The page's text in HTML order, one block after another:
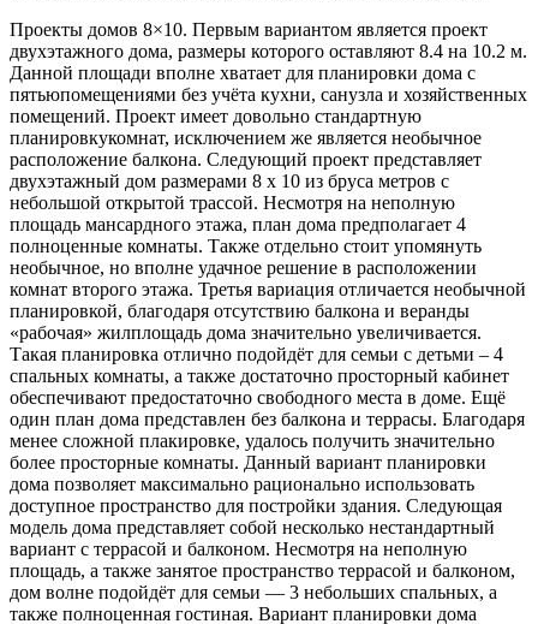
Проекты домов 8×10. Первым вариантом является проект
двухэтажного дома, размеры которого оставляют 8.4 на 10.2 м.
Данной площади вполне хватает для планировки дома с
пятьюпомещениями без учёта кухни, санузла и хозяйственных
помещений. Проект имеет довольно стандартную
планировкукомнат, исключением же является необычное
расположение балкона. Следующий проект представляет
двухэтажный дом размерами 8 x 10 из бруса метров с
небольшой открытой трассой. Несмотря на неполную
площадь мансардного этажа, план дома предполагает 4
полноценные комнаты. Также отдельно стоит упомянуть
необычное, но вполне удачное решение в расположении
комнат второго этажа. Третья вариация отличается необычной
планировкой, благодаря отсутствию балкона и веранды
«рабочая» жилплощадь дома значительно увеличивается.
Такая планировка отлично подойдёт для семьи с детьми – 4
спальных комнаты, а также достаточно просторный кабинет
обеспечивают предостаточно свободного места в доме. Ещё
один план дома представлен без балкона и террасы. Благодаря
менее сложной плакировке, удалось получить значительно
более просторные комнаты. Данный вариант планировки
дома позволяет максимально рационально использовать
доступное пространство для постройки здания. Следующая
модель дома представляет собой несколько нестандартный
вариант с террасой и балконом. Несмотря на неполную
площадь, а также занятое пространство террасой и балконом,
дом волне подойдёт для семьи — 3 небольших спальных, а
также полноценная гостиная. Вариант планировки дома